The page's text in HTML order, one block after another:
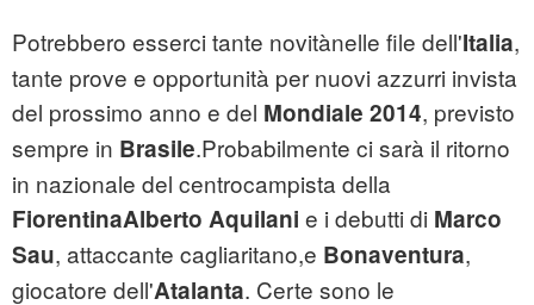
Potrebbero esserci tante novitànelle file dell'Italia,
tante prove e opportunità per nuovi azzurri invista
del prossimo anno e del Mondiale 2014, previsto
sempre in Brasile.Probabilmente ci sarà il ritorno
in nazionale del centrocampista della
FiorentinaAlberto Aquilani e i debutti di Marco
Sau, attaccante cagliaritano,e Bonaventura,
giocatore dell'Atalanta. Certe sono le